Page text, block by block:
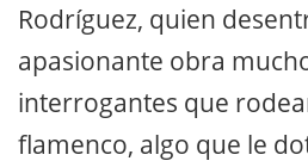
Rodríguez, quien
apasionante obra
interrogantes que
flamenco, algo que le